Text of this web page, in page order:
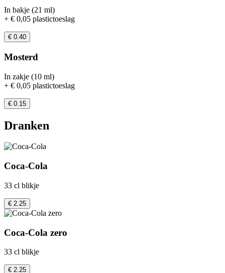
In bakje (21 ml)
+ € 0,05 plastictoeslag
€ 0.40
Mosterd
In zakje (10 ml)
+ € 0,05 plastictoeslag
€ 0.15
Dranken
Coca-Cola
33 cl blikje
€ 2.25
Coca-Cola zero
33 cl blikje
€ 2.25